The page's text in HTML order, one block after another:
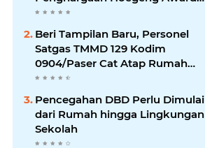
2026
Beri Tampilan Baru, Personel
Satgas TMMD 129 Kodim
0904/Paser Cat Atap Rumah
Marbot
Pencegahan DBD Perlu Dimulai
dari Rumah hingga Lingkungan
Sekolah